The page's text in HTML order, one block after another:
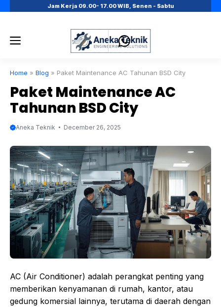
Jam Kerja 09.00- 17.00 WIB, Senen - Sabtu
Menu
Home » Blog » Paket Maintenance AC Tahunan BSD City
Paket Maintenance AC
Tahunan BSD City
Aneka Teknik December 26, 2025
AC (Air Conditioner) adalah perangkat penting yang
memberikan kenyamanan di rumah, kantor, atau
gedung komersial lainnya, terutama di daerah dengan